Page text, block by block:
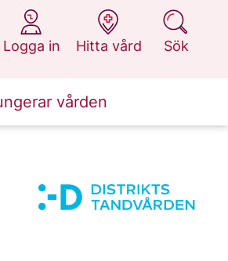
Logga in
på 1177.se
Hitta vård
på 1177.se
Sök
på 1177.se
vården